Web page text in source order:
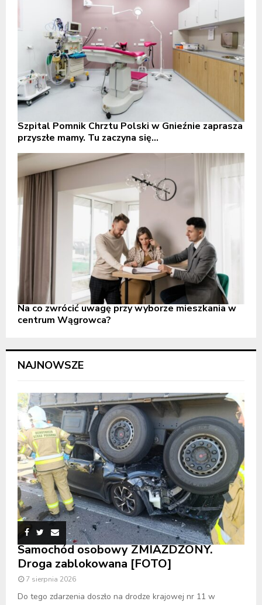
Szpital Pomnik Chrztu Polski w Gnieźnie zaprasza
przyszłe mamy. Tu zaczyna się...
Na co zwrócić uwagę przy wyborze mieszkania w
centrum Wągrowca?
NAJNOWSZE
Samochód osobowy ZMIAŻDŻONY.
Droga zablokowana [FOTO]
7 sierpnia 2026
Do tego zdarzenia doszło na drodze krajowej nr 11 w